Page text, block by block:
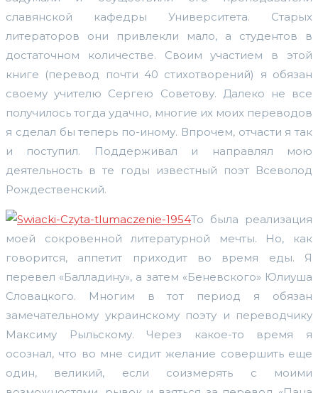
славянской кафедры Университета. Старых
литераторов они привлекли мало, а студентов в
достаточном количестве. Своим участием в этой
книге (перевод почти 40 стихотворений) я обязан
своему учителю Сергею Советову. Далеко не все
получилось тогда удачно, многие их моих переводов
я сделал бы теперь по-иному. Впрочем, отчасти я так
и поступил. Поддерживал и направлял мою
деятельность в те годы известный поэт Всеволод
Рождественский.
То была реализация
моей сокровенной литературной мечты. Но, как
говорится, аппетит приходит во время еды. Я
перевел «Балладину», а затем «Беневского» Юлиуша
Словацкого. Многим в тот период я обязан
замечательному украинскому поэту и переводчику
Максиму Рыльскому. Через какое-то время я
осознал, что во мне сидит желание совершить еще
один, великий, если соизмерять с моими